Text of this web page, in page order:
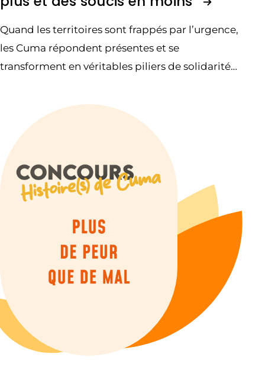
Quand les territoires sont frappés par l’urgence,
les Cuma répondent présentes et se
transforment en véritables piliers de solidarité